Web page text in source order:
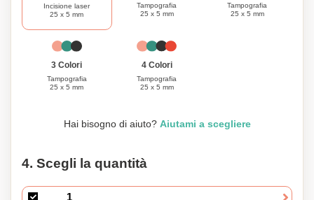
Incisione laser
25 x 5 mm
Tampografia
25 x 5 mm
Tampografia
25 x 5 mm
3 Colori
Tampografia
25 x 5 mm
4 Colori
Tampografia
25 x 5 mm
Hai bisogno di aiuto? Aiutami a scegliere
4. Scegli la quantità